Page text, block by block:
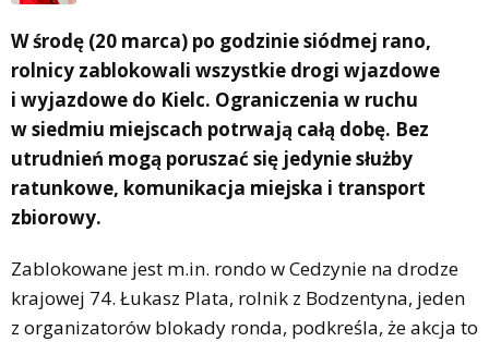
W środę (20 marca) po godzinie siódmej rano,
rolnicy zablokowali wszystkie drogi wjazdowe
i wyjazdowe do Kielc. Ograniczenia w ruchu
w siedmiu miejscach potrwają całą dobę. Bez
utrudnień mogą poruszać się jedynie służby
ratunkowe, komunikacja miejska i transport
zbiorowy.
Zablokowane jest m.in. rondo w Cedzynie na drodze
krajowej 74. Łukasz Plata, rolnik z Bodzentyna, jeden
z organizatorów blokady ronda, podkreśla, że akcja to